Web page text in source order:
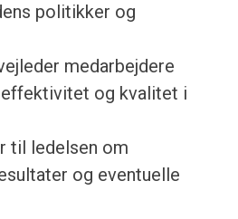
politikker og
medarbejdere
og kvalitet i
til ledelsen om
og eventuelle